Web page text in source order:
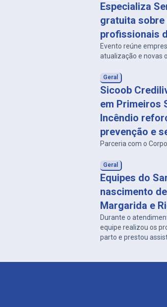
Especializa
gratuita sobre
profissionais
Evento reúne
atualização e novas
Geral
Sicoob
em Primeiros
Incêndio
prevenção e
Parceria com o
Geral
Equipes do
nascimento
Margarida e
Durante o
equipe realizou os
parto e prestou